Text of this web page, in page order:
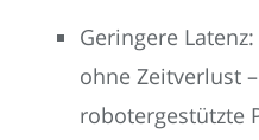
Geringere
ohne Zeitverlust
robotergestützte